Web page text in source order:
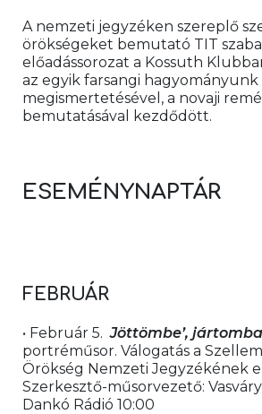
A nemzeti jegyzéken szereplő
örökségeket bemutató TIT
előadássorozat a Kossuth
az egyik farsangi hagyományunk
megismertetésével, a novaji
bemutatásával kezdődött.
ESEMÉNYNAPTÁR
FEBRUÁR
• Február 5. Jöttömbe’,
portréműsor. Válogatás a
Örökség Nemzeti Jegyzékének
Szerkesztő-műsorvezető:
Dankó Rádió 10:00